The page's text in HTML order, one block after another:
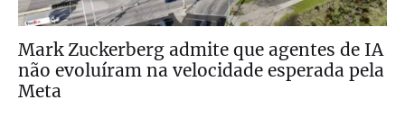
Mark Zuckerberg admite que agentes de IA
não evoluíram na velocidade esperada pela
Meta